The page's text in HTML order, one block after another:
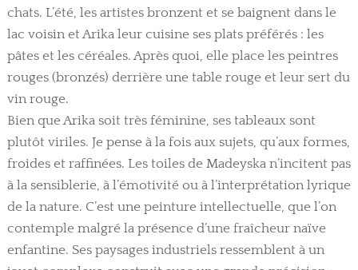
chats. L’été, les artistes bronzent et se baignent dans le
lac voisin et Arika leur cuisine ses plats préférés : les
pâtes et les céréales. Après quoi, elle place les peintres
rouges (bronzés) derrière une table rouge et leur sert du
vin rouge.
Bien que Arika soit très féminine, ses tableaux sont
plutôt viriles. Je pense à la fois aux sujets, qu’aux formes,
froides et raffinées. Les toiles de Madeyska n’incitent pas
à la sensiblerie, à l’émotivité ou à l’interprétation lyrique
de la nature. C’est une peinture intellectuelle, que l’on
contemple malgré la présence d’une fraîcheur naïve
enfantine. Ses paysages industriels ressemblent à un